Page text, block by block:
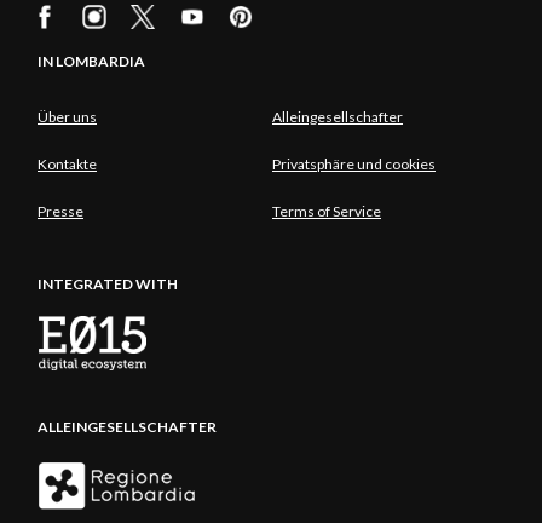
IN LOMBARDIA
Über uns Alleingesellschafter
Kontakte Privatsphäre und cookies
Presse Terms of Service
INTEGRATED WITH
ALLEINGESELLSCHAFTER